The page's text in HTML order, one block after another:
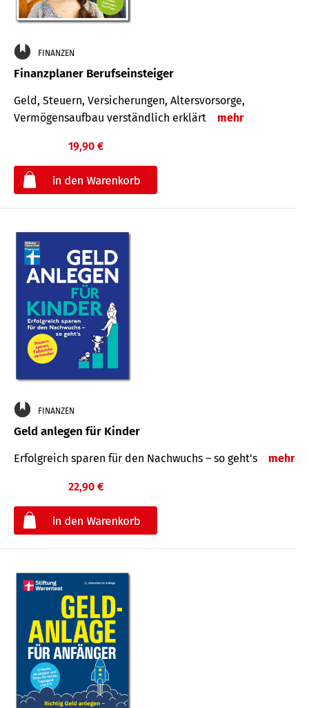
FINANZEN
Finanzplaner Berufseinsteiger
Geld, Steuern, Versicherungen, Altersvorsorge,
Vermögensaufbau verständlich erklärt
mehr
19,90 €
FINANZEN
Geld anlegen für Kinder
Erfolgreich sparen für den Nachwuchs – so geht's mehr
22,90 €